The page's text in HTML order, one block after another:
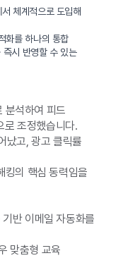
체계적으로 도입해
화를 하나의 통합
즉시 반영할 수 있는
분석하여 피드
로 조정했습니다.
났고, 광고 클릭률
킹의 핵심 동력임을
반 이메일 자동화를
맞춤형 교육